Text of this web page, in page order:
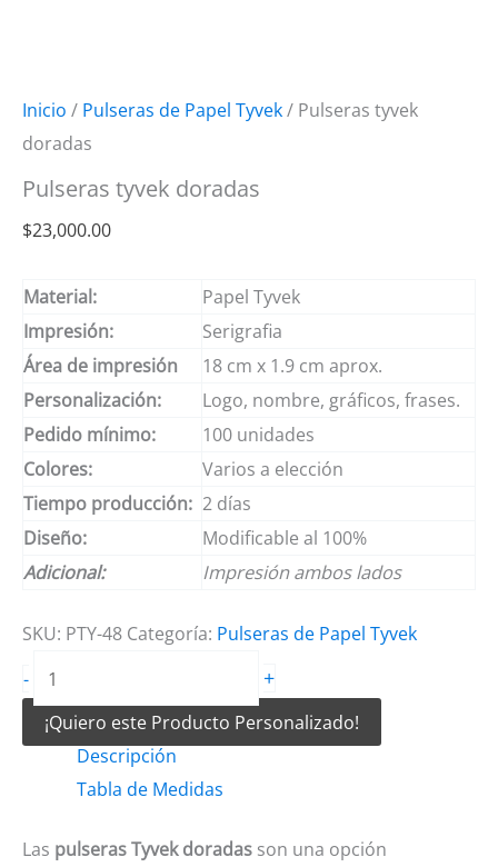
Inicio / Pulseras de Papel Tyvek/ Pulseras tyvek
doradas
Pulseras tyvek doradas
$23,000.00
Material:
Papel Tyvek
Impresión:
Serigrafia
Área de impresión
18 cm x 1.9 cm aprox.
Personalización:
Logo, nombre, gráficos, frases.
Pedido mínimo:
100 unidades
Colores:
Varios a elección
Tiempo producción: 2 días
Diseño:
Modificable al 100%
Adicional:
Impresión ambos lados
SKU: PTY-48 Categoría: Pulseras de Papel Tyvek
-
tyvek
doradas
cantidad
+
¡Quiero este Producto Personalizado!
Descripción
Tabla de Medidas
Las pulseras Tyvek doradas son una opción